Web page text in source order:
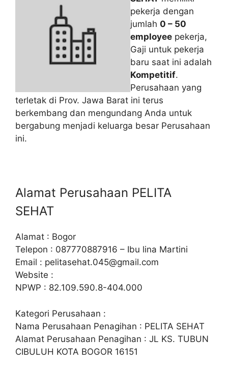
pekerja dengan
jumlah 0 – 50
employee pekerja,
Gaji untuk pekerja
baru saat ini adalah
Kompetitif.
Perusahaan yang
terletak di Prov. Jawa Barat ini terus
berkembang dan mengundang Anda untuk
bergabung menjadi keluarga besar Perusahaan
ini.
Alamat Perusahaan PELITA
SEHAT
Alamat : Bogor
Telepon : 087770887916 – Ibu lina Martini
Email : pelitasehat.045@gmail.com
Website :
NPWP : 82.109.590.8-404.000
Kategori Perusahaan :
Nama Perusahaan Penagihan : PELITA SEHAT
Alamat Perusahaan Penagihan : JL KS. TUBUN
CIBULUH KOTA BOGOR 16151